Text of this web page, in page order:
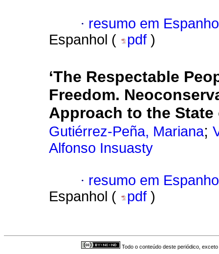
· resumo em
Espanhol (
pdf )
‘The Respectable
Freedom.
Approach to the State
Gutiérrez-Peña, Mariana;
Alfonso Insuasty
· resumo em
Espanhol (
pdf )
Todo o conteúdo deste periódico,